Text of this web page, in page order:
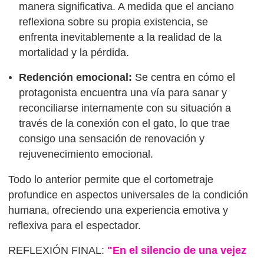
manera significativa. A medida que el anciano
reflexiona sobre su propia existencia, se
enfrenta inevitablemente a la realidad de la
mortalidad y la pérdida.
Redención emocional: Se centra en cómo el
protagonista encuentra una vía para sanar y
reconciliarse internamente con su situación a
través de la conexión con el gato, lo que trae
consigo una sensación de renovación y
rejuvenecimiento emocional.
Todo lo anterior permite que el cortometraje
profundice en aspectos universales de la condición
humana, ofreciendo una experiencia emotiva y
reflexiva para el espectador.
REFLEXIÓN FINAL: "En el silencio de una vejez